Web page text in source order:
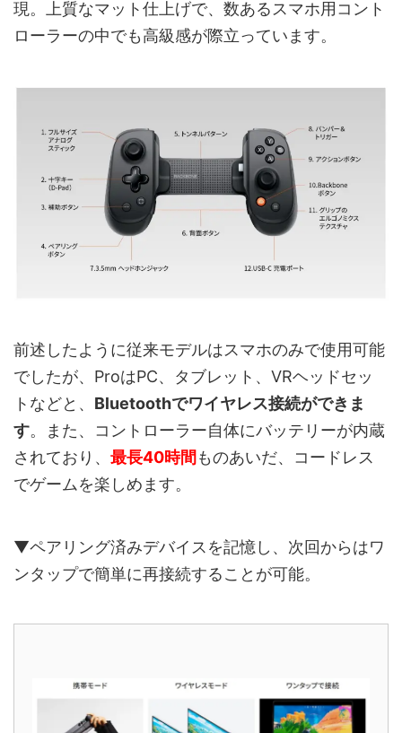
現。上質なマット仕上げで、数あるスマホ用コント
ローラーの中でも高級感が際立っています。
前述したように従来モデルはスマホのみで使用可能
でしたが、ProはPC、タブレット、VRヘッドセッ
トなどと、 Bluetoothでワイヤレス接続ができま
す。また、コントローラー自体にバッテリーが内蔵
されており、 最長40時間 ものあいだ、コードレス
でゲームを楽しめます。
▼ペアリング済みデバイスを記憶し、次回からはワ
ンタップで簡単に再接続することが可能。